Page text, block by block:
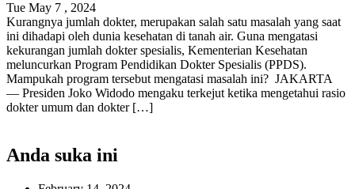
Tue May 7 , 2024
Kurangnya jumlah dokter, merupakan salah satu masalah yang saat
ini dihadapi oleh dunia kesehatan di tanah air. Guna mengatasi
kekurangan jumlah dokter spesialis, Kementerian Kesehatan
meluncurkan Program Pendidikan Dokter Spesialis (PPDS).
Mampukah program tersebut mengatasi masalah ini? JAKARTA
— Presiden Joko Widodo mengaku terkejut ketika mengetahui rasio
dokter umum dan dokter […]
Anda suka ini